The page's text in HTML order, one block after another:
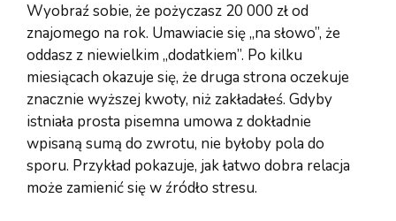
Wyobraź sobie, że pożyczasz 20 000 zł od
znajomego na rok. Umawiacie się „na słowo”, że
oddasz z niewielkim „dodatkiem”. Po kilku
miesiącach okazuje się, że druga strona oczekuje
znacznie wyższej kwoty, niż zakładałeś. Gdyby
istniała prosta pisemna umowa z dokładnie
wpisaną sumą do zwrotu, nie byłoby pola do
sporu. Przykład pokazuje, jak łatwo dobra relacja
może zamienić się w źródło stresu.